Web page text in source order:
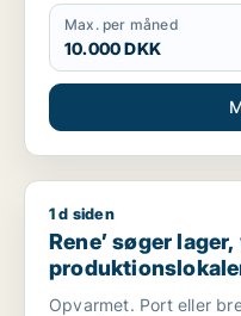
Max. per måned
10.000 DKK
Rene’ søger lager,
1 d siden
Rene’ søger
Høje Taastrup,
Opvarmet. Port eller bred